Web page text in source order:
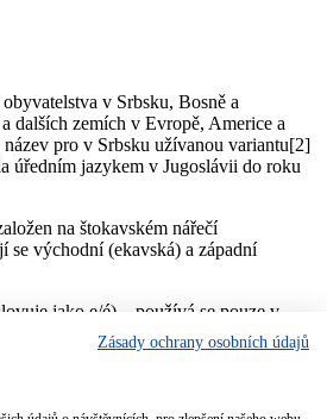
v Srbsku, Bosně a
dalších zemích v Evropě, Americe a
pro v Srbsku užívanou variantu[2]
úředním jazykem v Jugoslávii do roku
na štokavském nářečí
se východní (ekavská) a západní
jako e/é) – používá se pouze v
míry převažující výslovnost (Bělehrad,
východní, centrální a jižní Srbsko).
Černé Hoře a Chorvatsku, v Srbsku
Zásady ochrany osobních údajů